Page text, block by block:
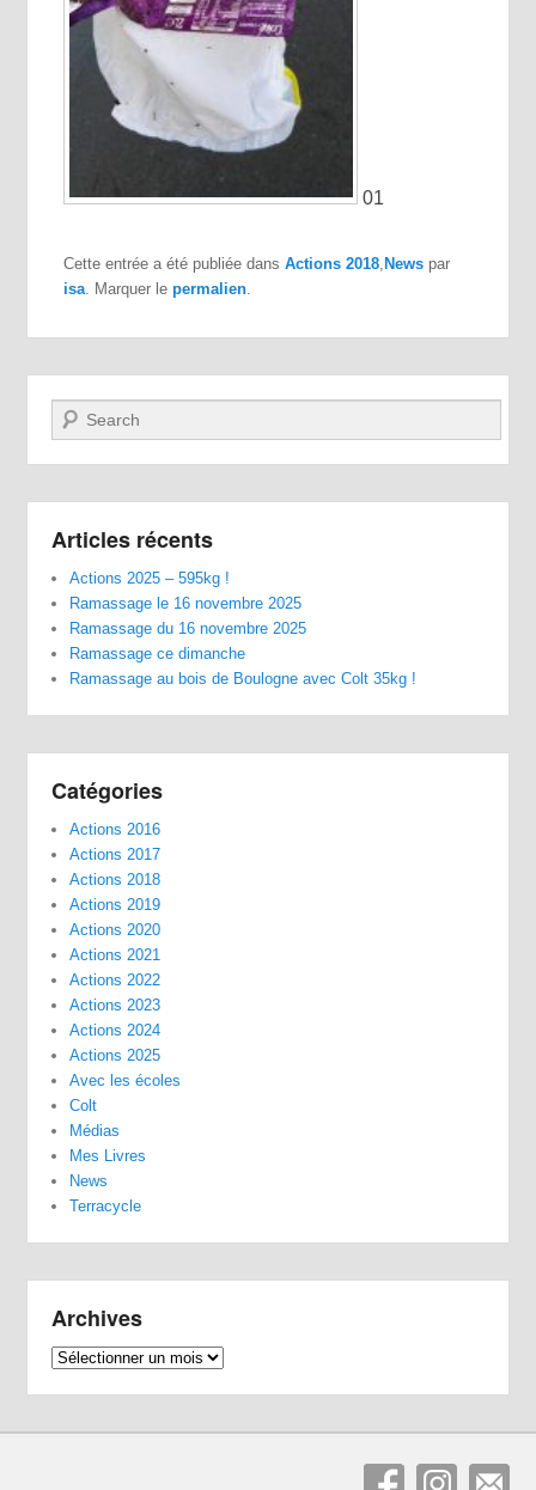
01
Cette entrée a été publiée dansActions 2018 ,News par
isa . Marquer lepermalien
Recherche
Articles récents
Actions 2025 – 595kg !
Ramassage le 16 novembre 2025
Ramassage du 16 novembre 2025
Ramassage ce dimanche
Ramassage au bois de Boulogne avec Colt 35kg !
Catégories
Actions 2016
Actions 2017
Actions 2018
Actions 2019
Actions 2020
Actions 2021
Actions 2022
Actions 2023
Actions 2024
Actions 2025
Avec les écoles
Colt
Médias
Mes Livres
News
Terracycle
Archives
Archives